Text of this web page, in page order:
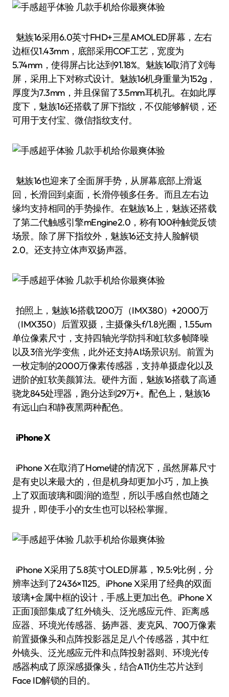
魅族16采用6.0英寸FHD+三星AMOLED屏幕，左右
边框仅1.43mm，底部采用COF工艺，宽度为
5.74mm，使得屏占比达到91.18%。魅族16取消了刘海
屏，采用上下对称式设计。魅族16机身重量为152g，
厚度为7.3mm，并且保留了3.5mm耳机孔。在如此厚
度下，魅族16还搭载了屏下指纹，不仅能够解锁，还
可用于支付宝、微信指纹支付。
魅族16也迎来了全面屏手势，从屏幕底部上滑返
回，长滑回到桌面，长滑停顿多任务。而且左右边
缘均支持相同的手势操作。在魅族16上，魅族还搭载
了第二代触感引擎mEngine2.0，称有100种触觉反馈
场景。除了屏下指纹外，魅族16还支持人脸解锁
2.0。还支持立体声双扬声器。
拍照上，魅族16搭载1200万（IMX380）+2000万
（IMX350）后置双摄，主摄像头f/1.8光圈，1.55um
单位像素尺寸，支持四轴光学防抖和虹软多帧降噪
以及3倍光学变焦，此外还支持AI场景识别。前置为
一枚定制的2000万像素传感器，支持单摄虚化以及
进阶的虹软美颜算法。硬件方面，魅族16搭载了高通
骁龙845处理器，跑分达到29万+。配色上，魅族16
有远山白和静夜黑两种配色。
iPhone X
iPhone X在取消了Home键的情况下，虽然屏幕尺寸
是有史以来最大的，但是机身却更加小巧，加上换
上了双面玻璃和圆润的造型，所以手感自然也随之
提升，即使手小的女生也可以轻松掌握。
iPhone X采用了5.8英寸OLED屏幕，19.5:9比例，分
辨率达到了2436×1125。iPhone X采用了经典的双面
玻璃+金属中框的设计，手感上更加出色。iPhone X
正面顶部集成了红外镜头、泛光感应元件、距离感
应器、环境光传感器、扬声器、麦克风、700万像素
前置摄像头和点阵投影器足足八个传感器，其中红
外镜头、泛光感应元件和点阵投射器则、环境光传
感器构成了原深感摄像头，结合A11仿生芯片达到
Face ID解锁的目的。